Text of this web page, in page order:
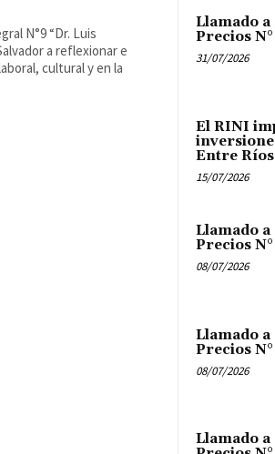
N°9 “Dr. Luis
a reflexionar e
cultural y en la
Llamado a
Precios
31/07/2026
El RINI
Entre Ríos
15/07/2026
Llamado a
Precios
08/07/2026
Llamado a
Precios
08/07/2026
Llamado a